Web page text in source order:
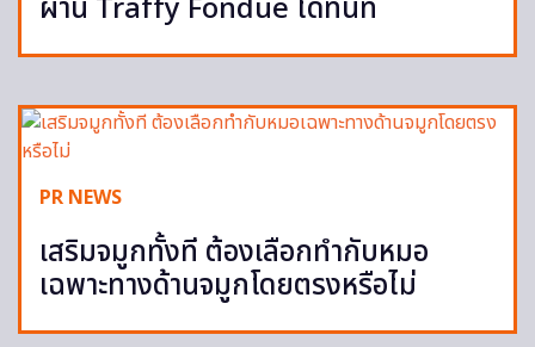
ผ่าน Traffy Fondue ได้ทันที
PR NEWS
เสริมจมูกทั้งที ต้องเลือกทำกับหมอ
เฉพาะทางด้านจมูกโดยตรงหรือไม่